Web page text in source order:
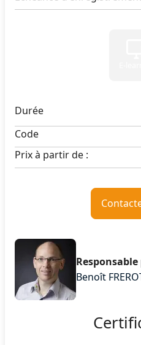
Durée
Code
Prix à partir de :
Benoît